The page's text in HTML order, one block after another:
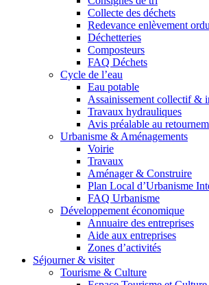
Collecte des déchets
Redevance enlèvement
Déchetteries
Composteurs
FAQ Déchets
Cycle de l’eau
Eau potable
Assainissement collectif &
Travaux hydrauliques
Avis préalable au
Urbanisme & Aménagements
Voirie
Travaux
Aménager & Construire
Plan Local d’Urbanisme
FAQ Urbanisme
Développement économique
Annuaire des entreprises
Aide aux entreprises
Zones d’activités
Séjourner & visiter
Tourisme & Culture